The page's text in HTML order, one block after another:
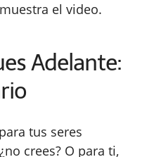
el video.
Adelante:
tus seres
crees? O para ti,